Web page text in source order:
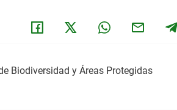
Biodiversidad y Áreas Protegidas